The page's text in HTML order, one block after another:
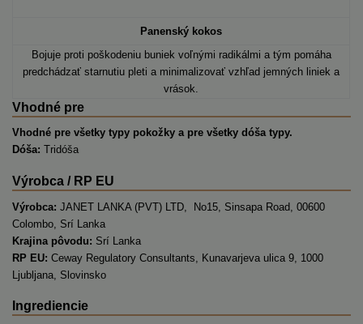
Panenský kokos
Bojuje proti poškodeniu buniek voľnými radikálmi a tým pomáha
predchádzať starnutiu pleti a minimalizovať vzhľad jemných liniek a
vrások.
Vhodné pre
Vhodné pre všetky typy pokožky a pre všetky dóša typy.
Dóša: Tridóša
Výrobca / RP EU
Výrobca: JANET LANKA (PVT) LTD, No15, Sinsapa Road, 00600
Colombo, Srí Lanka
Krajina pôvodu: Srí Lanka
RP EU: Ceway Regulatory Consultants, Kunavarjeva ulica 9, 1000
Ljubljana, Slovinsko
Ingrediencie